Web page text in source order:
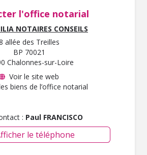
l'office notarial
NOTAIRES CONSEILS
allée des Treilles
BP 70021
Chalonnes-sur-Loire
Voir le site web
biens de l’office notarial
: Paul FRANCISCO
le téléphone